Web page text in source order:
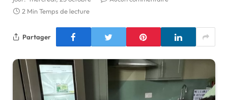
2 Min Temps de lecture
Partager